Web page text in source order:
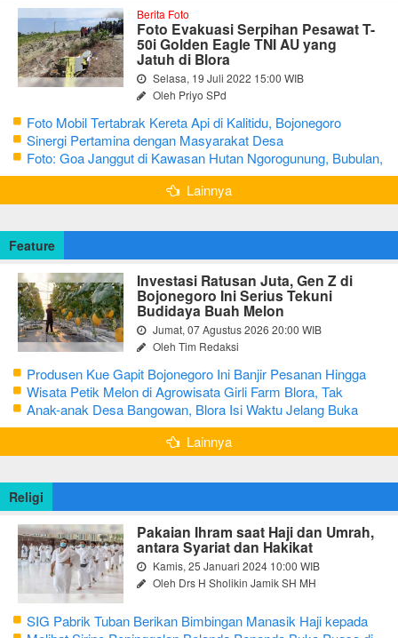
Berita Foto
Foto Evakuasi Serpihan Pesawat T-
50i Golden Eagle TNI AU yang
Jatuh di Blora
Selasa, 19 Juli 2022 15:00 WIB
Oleh Priyo SPd
Foto Mobil Tertabrak Kereta Api di Kalitidu, Bojonegoro
Sinergi Pertamina dengan Masyarakat Desa
Foto: Goa Janggut di Kawasan Hutan Ngorogunung, Bubulan,
Bojonegoro
Lainnya
Feature
Investasi Ratusan Juta, Gen Z di
Bojonegoro Ini Serius Tekuni
Budidaya Buah Melon
Jumat, 07 Agustus 2026 20:00 WIB
Oleh Tim Redaksi
Produsen Kue Gapit Bojonegoro Ini Banjir Pesanan Hingga
Puluhan Juta di Bulan Ramadan
Wisata Petik Melon di Agrowisata Girli Farm Blora, Tak
Sampai 5 Hari Sudah Ludes Terjual
Anak-anak Desa Bangowan, Blora Isi Waktu Jelang Buka
Puasa dengan Latihan Gamelan
Lainnya
Religi
Pakaian Ihram saat Haji dan Umrah,
antara Syariat dan Hakikat
Kamis, 25 Januari 2024 10:00 WIB
Oleh Drs H Sholikin Jamik SH MH
SIG Pabrik Tuban Berikan Bimbingan Manasik Haji kepada